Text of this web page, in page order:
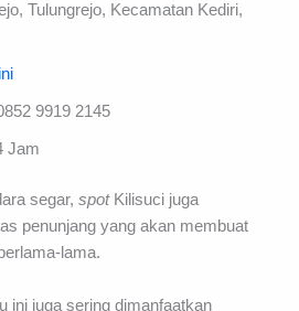
Tulungrejo, Kecamatan Kediri,
9919 2145
Jam
segar,spotKilisuci juga
penunjang yang akan membuat
lama.
ini juga sering dimanfaatkan